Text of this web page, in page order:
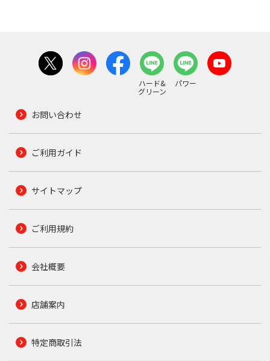
ハード&
グリーン
パワー
お問い合わせ
ご利用ガイド
サイトマップ
ご利用規約
会社概要
店舗案内
特定商取引法